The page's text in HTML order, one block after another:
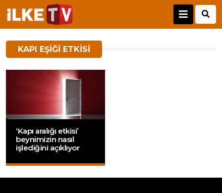
KAPI EŞIĞI ETKISI
‘Kapı aralığı etkisi’
beynimizin nasıl
işlediğini açıklıyor